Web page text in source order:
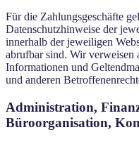
Für die Zahlungsgeschäfte
Datenschutzhinweise der
innerhalb der jeweiligen
abrufbar sind. Wir verweisen
Informationen und
und anderen
Administration,
Büroorganisation,